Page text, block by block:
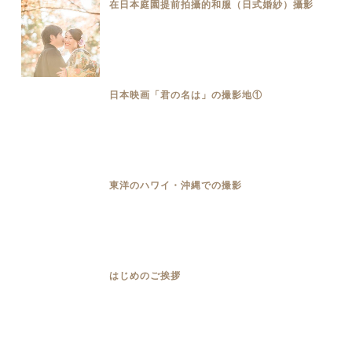
在日本庭園提前拍攝的和服（日式婚紗）攝影
日本映画「君の名は」の撮影地①
東洋のハワイ・沖縄での撮影
はじめのご挨拶